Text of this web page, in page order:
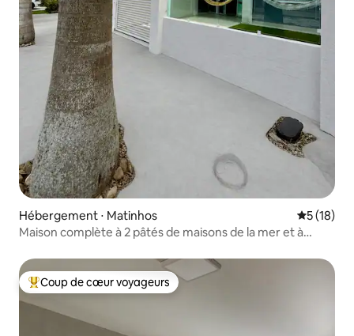
Hébergement ⋅ Matinhos
5 (18)
Maison complète à 2 pâtés de maisons de la mer et à
Coups de cœur voyageurs les plus appréciés
Coup de cœur voyageurs